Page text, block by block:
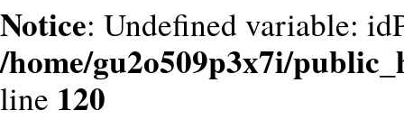
Notice: Undefined variable:
/home/gu2o509p3x7i/
line 120